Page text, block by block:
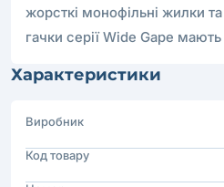
жорсткі монофільні жилки
гачки серії Wide Gape мають
Характеристики
Виробник
Код товару